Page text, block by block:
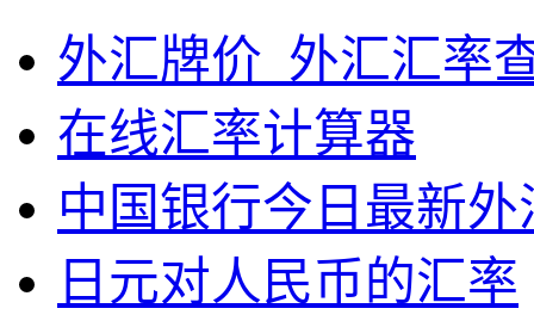
外汇牌价_外汇汇率
在线汇率计算器
中国银行今日最新
日元对人民币的汇率